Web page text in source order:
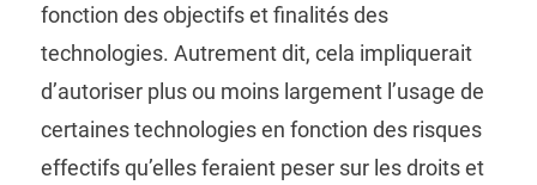
fonction des objectifs et finalités des
technologies. Autrement dit, cela impliquerait
d’autoriser plus ou moins largement l’usage de
certaines technologies en fonction des risques
effectifs qu’elles feraient peser sur les droits et